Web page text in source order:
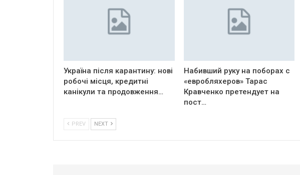
Україна після карантину: нові
робочі місця, кредитні
канікули та продовження…
Набивший руку на поборах с
«евробляхеров» Тарас
Кравченко претендует на
пост…
PREV NEXT